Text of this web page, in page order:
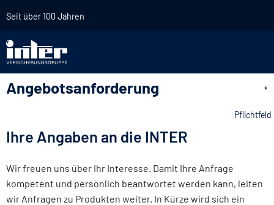
Seit über 100 Jahren
Angebotsanforderung *
Pflichtfeld
Ihre Angaben an die INTER
Wir freuen uns über Ihr Interesse. Damit Ihre Anfrage
kompetent und persönlich beantwortet werden kann, leiten
wir Anfragen zu Produkten weiter. In Kürze wird sich ein